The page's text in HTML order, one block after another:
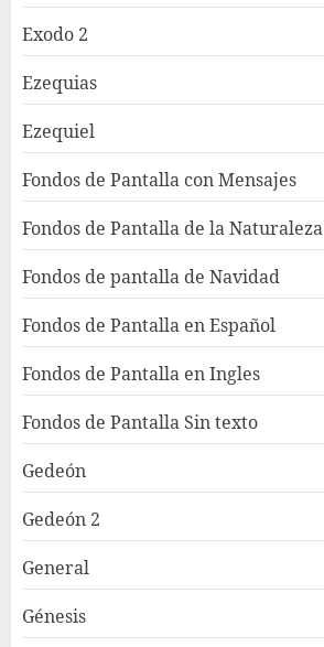
Exodo 2
Ezequias
Ezequiel
Fondos de Pantalla con Mensajes
Fondos de Pantalla de la Naturaleza
Fondos de pantalla de Navidad
Fondos de Pantalla en Español
Fondos de Pantalla en Ingles
Fondos de Pantalla Sin texto
Gedeón
Gedeón 2
General
Génesis